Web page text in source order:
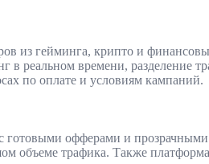
из гейминга, крипто и
в реальном времени,
по оплате и условиям кампаний.
с готовыми офферами и
объеме трафика. Также